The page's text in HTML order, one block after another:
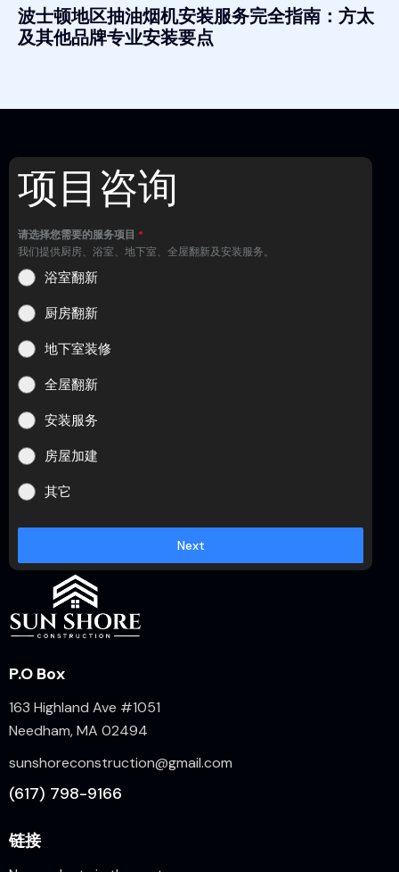
波士顿地区抽油烟机安装服务完全指南：方太
及其他品牌专业安装要点
项目咨询
请选择您需要的服务项目 *
我们提供厨房、浴室、地下室、全屋翻新及安装服务。
浴室翻新
厨房翻新
地下室装修
全屋翻新
安装服务
房屋加建
其它
Next
P.O Box
163 Highland Ave #1051
Needham, MA 02494
sunshoreconstruction@gmail.com
(617) 798-9166
链接